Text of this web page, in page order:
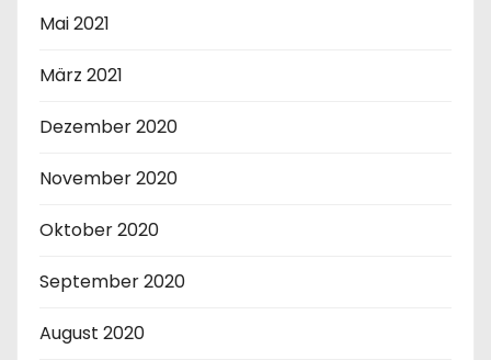
Mai 2021
März 2021
Dezember 2020
November 2020
Oktober 2020
September 2020
August 2020